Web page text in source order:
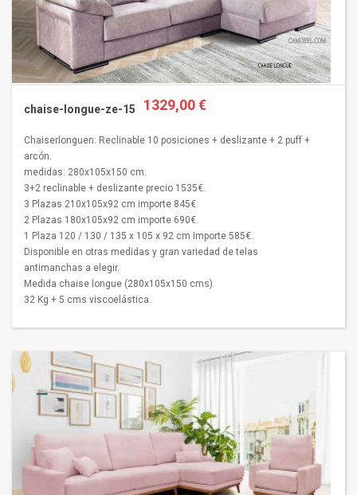
chaise-longue-ze-15 1329,00 €
Chaiserlonguen: Reclinable 10 posiciones + deslizante + 2 puff +
arcón.
medidas: 280x105x150 cm.
3+2 reclinable + deslizante precio 1535€.
3 Plazas 210x105x92 cm importe 845€.
2 Plazas 180x105x92 cm importe 690€.
1 Plaza 120 / 130 / 135 x 105 x 92 cm Importe 585€.
Disponible en otras medidas y gran variedad de telas
antimanchas a elegir.
Medida chaise longue (280x105x150 cms).
32 Kg + 5 cms viscoelástica.